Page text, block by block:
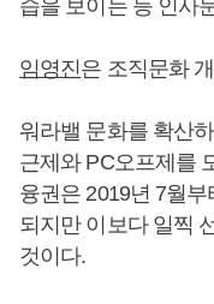
습을 보이는 등 인사
임영진은 조직문화
워라밸 문화를 확산
근제와 PC오프제를
융권은 2019년 7월
되지만 이보다 일찍
것이다.